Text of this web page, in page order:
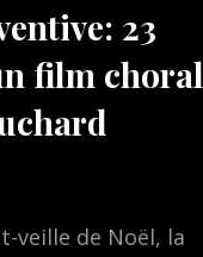
FILM
SYLVAIN
ARCHAMBAULT
METTANT
CÔTÉ
23
film
veille de Noël, la